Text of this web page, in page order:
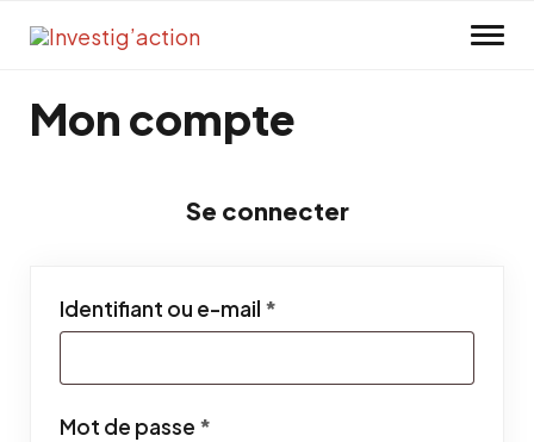
Mon compte
Se connecter
Identifiant ou e-mail *
Mot de passe *